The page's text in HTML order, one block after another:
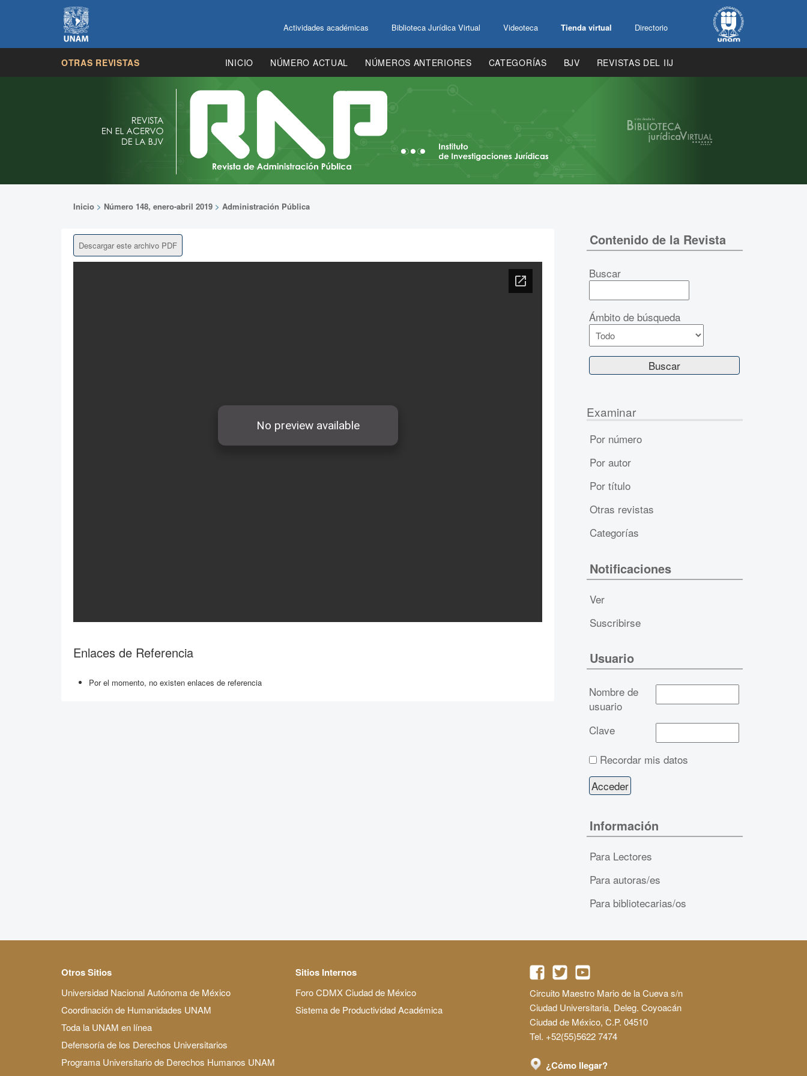
Actividades académicas Biblioteca Jurídica Virtual Videoteca Tienda virtual Directorio
OTRAS REVISTAS INICIO NÚMERO ACTUAL NÚMEROS ANTERIORES CATEGORÍAS BJV REVISTAS DEL IIJ
Inicio > Número 148, enero-abril 2019 > Administración Pública
Descargar este archivo PDF
Enlaces de Referencia
Por el momento, no existen enlaces de referencia
Contenido de la Revista
Buscar
Ámbito de búsqueda
Examinar
Por número
Por autor
Por título
Otras revistas
Categorías
Notificaciones
Ver
Suscribirse
Usuario
Nombre de
usuario
Clave
Recordar mis datos
Información
Para Lectores
Para autoras/es
Para bibliotecarias/os
Otros Sitios
Universidad Nacional Autónoma de México
Coordinación de Humanidades UNAM
Toda la UNAM en línea
Defensoría de los Derechos Universitarios
Programa Universitario de Derechos Humanos UNAM
Sitios Internos
Foro CDMX Ciudad de México
Sistema de Productividad Académica
Circuito Maestro Mario de la Cueva s/n
Ciudad Universitaria, Deleg. Coyoacán
Ciudad de México, C.P. 04510
Tel. +52(55)5622 7474
¿Cómo llegar?